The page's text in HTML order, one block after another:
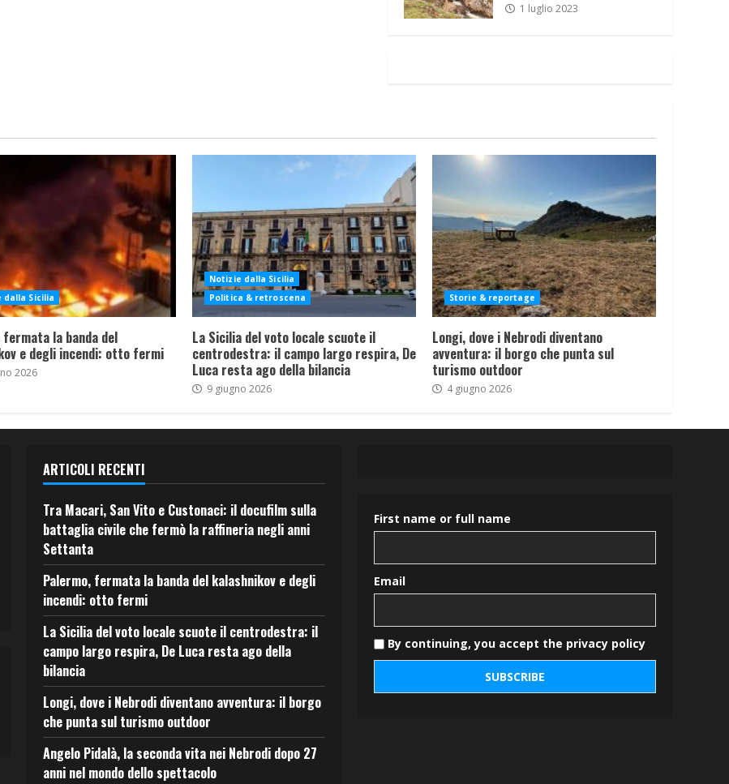
1 luglio 2023
dalla Sicilia
fermata la banda del
e degli incendi: otto fermi
2026
Notizie dalla Sicilia
Politica & retroscena
La Sicilia del voto locale scuote il
centrodestra: il campo largo respira, De
Luca resta ago della bilancia
9 giugno 2026
Storie & reportage
Longi, dove i Nebrodi diventano
avventura: il borgo che punta sul
turismo outdoor
4 giugno 2026
ARTICOLI RECENTI
Tra Macari, San Vito e Custonaci: il docufilm sulla
battaglia civile che fermò la raffineria negli anni
Settanta
Palermo, fermata la banda del kalashnikov e degli
incendi: otto fermi
La Sicilia del voto locale scuote il centrodestra: il
campo largo respira, De Luca resta ago della
bilancia
Longi, dove i Nebrodi diventano avventura: il borgo
che punta sul turismo outdoor
Angelo Pidalà, la seconda vita nei Nebrodi dopo 27
anni nel mondo dello spettacolo
First name or full name
Email
By continuing, you accept the privacy policy